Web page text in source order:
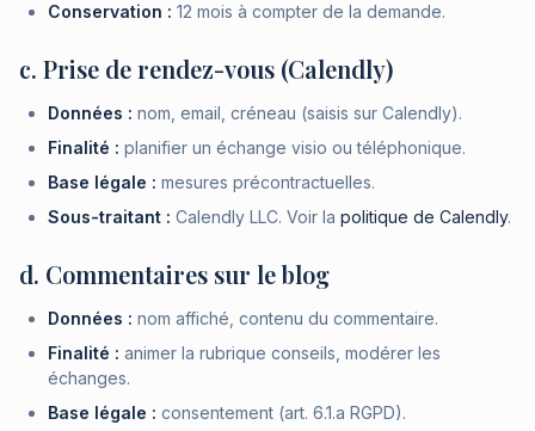
Conservation : 12 mois à compter de la demande.
c. Prise de rendez-vous (Calendly)
Données : nom, email, créneau (saisis sur Calendly).
Finalité : planifier un échange visio ou téléphonique.
Base légale : mesures précontractuelles.
Sous-traitant : Calendly LLC. Voir la politique de Calendly.
d. Commentaires sur le blog
Données : nom affiché, contenu du commentaire.
Finalité : animer la rubrique conseils, modérer les
échanges.
Base légale : consentement (art. 6.1.a RGPD).